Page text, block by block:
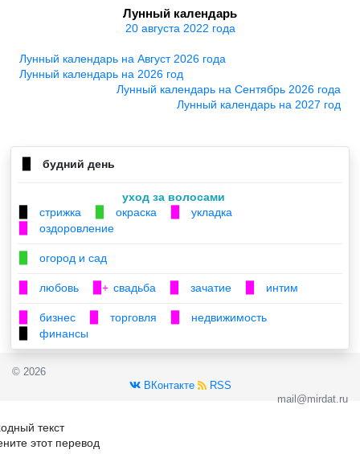
Лунный календарь
20 августа 2022 года
Лунный календарь на Август 2026 года
Лунный календарь на 2026 год
Лунный календарь на Сентябрь 2026 года
Лунный календарь на 2027 год
будний день
уход за волосами
стрижка окраска укладка
оздоровление
огород и сад
любовь ▉+ свадьба зачатие интим
бизнес торговля недвижимость
финансы
© 2026
ВКонтакте
RSS
mail@mirdat.ru
текст
этот перевод